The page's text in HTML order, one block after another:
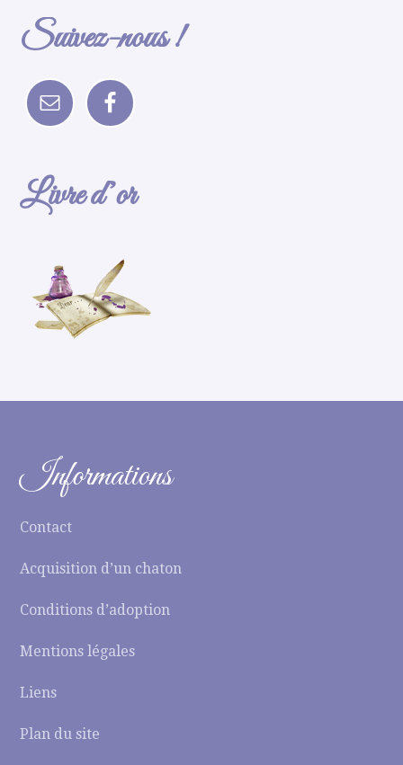
Suivez-nous !
Livre d’or
Informations
Contact
Acquisition d’un chaton
Conditions d’adoption
Mentions légales
Liens
Plan du site